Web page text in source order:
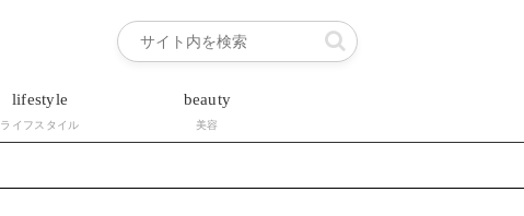
lifestyle
ライフスタイル
beauty
美容